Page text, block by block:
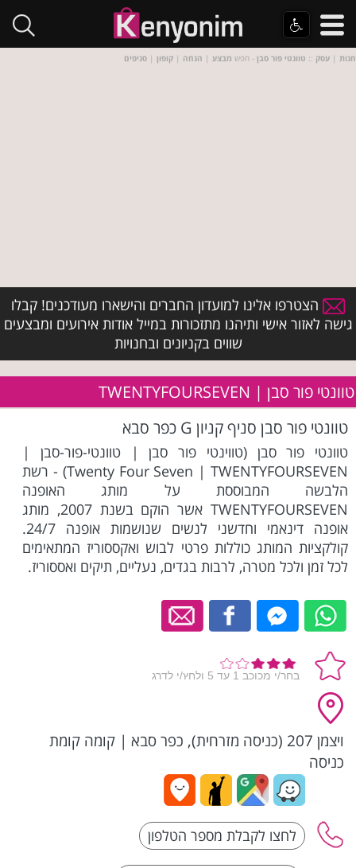
חנות | עסק :: טוונטי פור סבן - חפש מבצע | הנחה | קופון | סניפים
הצטרפו אלינו למועדון החברים והישארו מעודכנים! קבלו
גישה לאזור אישי ותיהנו מתזכורות במייל אודות אירועים ומבצעים
שווים בקניונים ובחנויות
טוונטי פור סבן | TWENTYFOURSEVEN
טוונטי פור סבן סניף קניון G כפר סבא
טוונטי פור סבן (טווינטי פור סבן | טוונטי-פור-סבן |
Twenty Four Seven | TWENTYFOURSEVEN) - רשת
הלבשה המבוססת על מותג האופנה
TWENTYFOURSEVEN אשר הוקם בשנת 2007, מותג
אופנה דינאמי וחדשני לנשים שנושמות אופנה 24/7.
קולקציות המותג כוללות פרטי לבוש ואקססוריז המתאימים
לכל זמן ולכל מטרה, לרבות בגדים, נעליים, תיקים ואססוריז.
ויצמן 207 (כניסה מזרחית), כפר סבא | קומה קומת
כניסה